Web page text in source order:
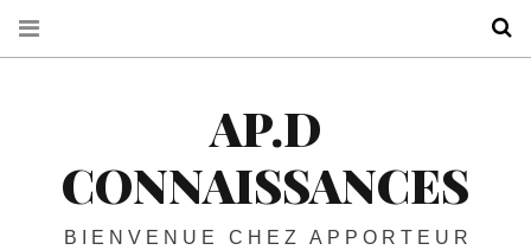
AP.D
CONNAISSANCES
BIENVENUE CHEZ APPORTEUR